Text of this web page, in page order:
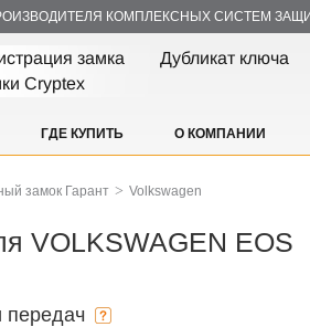
КОМПЛЕКСНЫХ СИСТЕМ
замка Дубликат ключа
Cryptex
ГДЕ КУПИТЬ О КОМПАНИИ
замок Гарант > Volkswagen
VOLKSWAGEN EOS
передач